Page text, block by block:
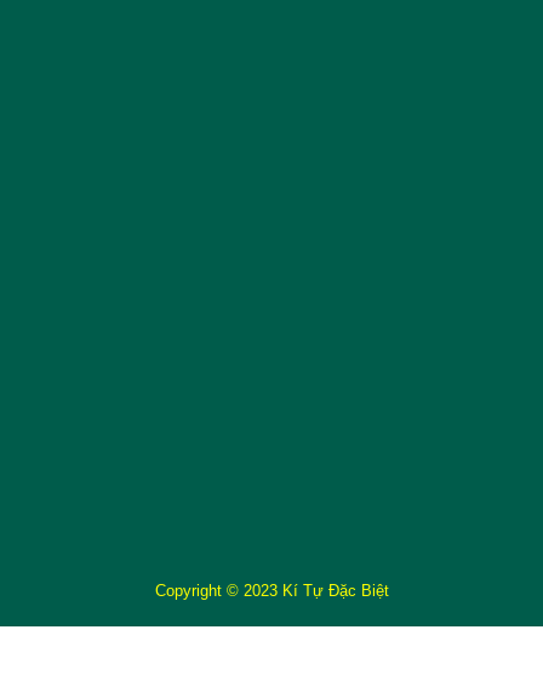
Copyright © 2023 Kí Tự Đặc Biệt